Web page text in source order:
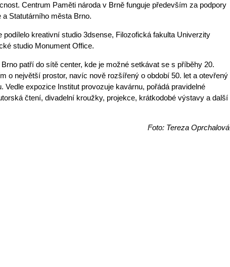
Centrum Paměti národa v Brně funguje především za podpory
Statutárního města Brno.
podílelo kreativní studio 3dsense, Filozofická fakulta Univerzity
studio Monument Office.
patří do sítě center, kde je možné setkávat se s příběhy 20.
o největší prostor, navíc nově rozšířený o období 50. let a otevřený
Vedle expozice Institut provozuje kavárnu, pořádá pravidelné
čtení, divadelní kroužky, projekce, krátkodobé výstavy a další
Foto: Tereza Oprchalová